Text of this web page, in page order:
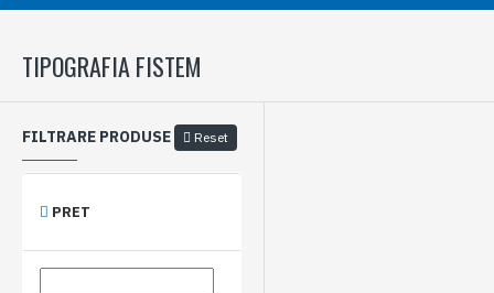
TIPOGRAFIA FISTEM
FILTRARE PRODUSE Reset
PRET